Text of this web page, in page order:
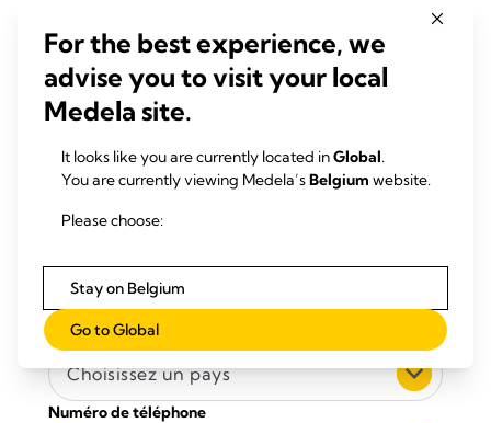
Adresse
Code postal*
Pays*
Choisissez un pays
Numéro de téléphone
For the best experience, we
advise you to visit your local
Medela site.
It looks like you are currently located inGlobal.
You are currently viewing Medela’sBelgium website.
Please choose:
Stay on Belgium
Go to Global